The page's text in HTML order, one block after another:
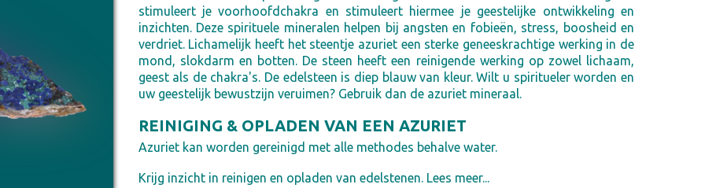
stimuleert je voorhoofdchakra en stimuleert hiermee je geestelijke ontwikkeling en
inzichten. Deze spirituele mineralen helpen bij angsten en fobieën, stress, boosheid en
verdriet. Lichamelijk heeft het steentje azuriet een sterke geneeskrachtige werking in de
mond, slokdarm en botten. De steen heeft een reinigende werking op zowel lichaam,
geest als de chakra's. De edelsteen is diep blauw van kleur. Wilt u spiritueler worden en
uw geestelijk bewustzijn veruimen? Gebruik dan de azuriet mineraal.
REINIGING & OPLADEN VAN EEN AZURIET
Azuriet kan worden gereinigd met alle methodes behalve water.
Krijg inzicht in reinigen en opladen van edelstenen. Lees meer...